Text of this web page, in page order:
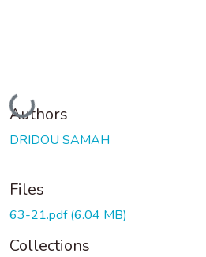
Loading...
Authors
DRIDOU SAMAH
Files
63-21.pdf(6.04 MB)
Collections